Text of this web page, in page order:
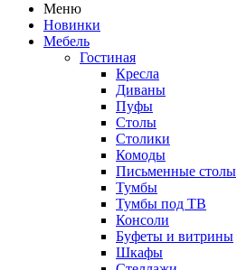
Меню
Новинки
Мебель
Гостиная
Кресла
Диваны
Пуфы
Столы
Столики
Комоды
Письменные столы
Тумбы
Тумбы под ТВ
Консоли
Буфеты и витрины
Шкафы